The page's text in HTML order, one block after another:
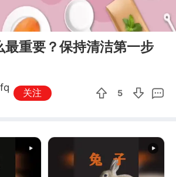
02:27
最重要？保持清洁第一步
关注 5